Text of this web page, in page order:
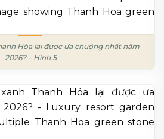
Hóa lại được ưa chuộng nhất năm
2026? – Hình 5